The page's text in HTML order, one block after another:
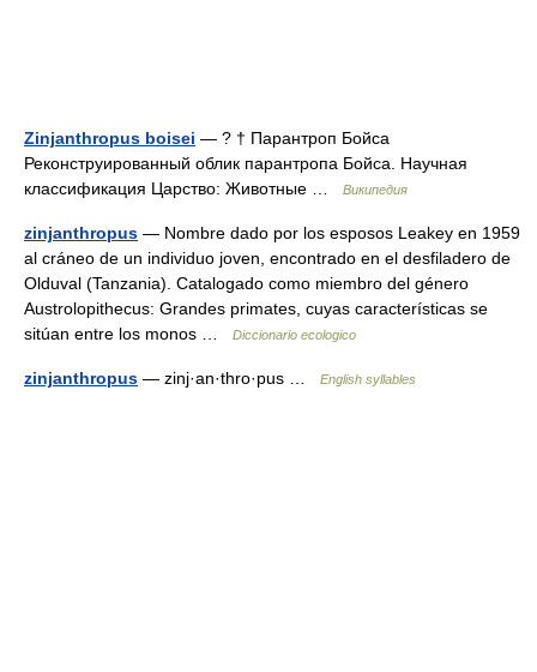
Zinjanthropus boisei — ? † Парантроп Бойса
Реконструированный облик парантропа Бойса. Научная
классификация Царство: Животные …
Википедия
zinjanthropus — Nombre dado por los esposos Leakey en 1959
al cráneo de un individuo joven, encontrado en el desfiladero de
Olduval (Tanzania). Catalogado como miembro del género
Austrolopithecus: Grandes primates, cuyas características se
sitúan entre los monos …
Diccionario ecologico
zinjanthropus — zinj·an·thro·pus … English syllables